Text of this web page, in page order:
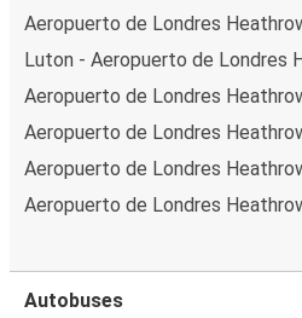
Aeropuerto de Londres
Luton - Aeropuerto de Londres
Aeropuerto de Londres
Aeropuerto de Londres
Aeropuerto de Londres
Aeropuerto de Londres
Autobuses